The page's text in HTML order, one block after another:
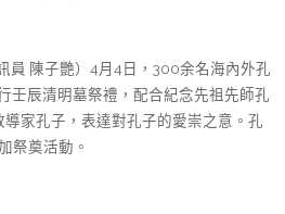
員 陳子艷）4月4日，300余名海內外孔
壬辰清明墓祭禮，配合紀念先祖先師孔
家孔子，表達對孔子的愛崇之意。孔
祭奠活動。